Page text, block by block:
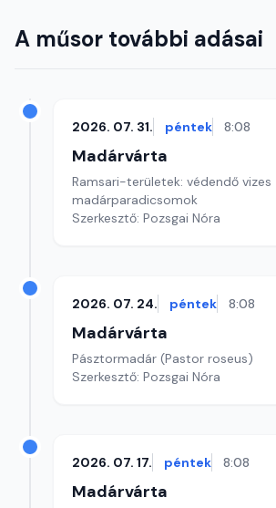
A műsor további adásai
2026. 07. 31. péntek 8:08
Madárvárta
Ramsari-területek: védendő vizes
madárparadicsomok
Szerkesztő: Pozsgai Nóra
2026. 07. 24. péntek 8:08
Madárvárta
Pásztormadár (Pastor roseus)
Szerkesztő: Pozsgai Nóra
2026. 07. 17. péntek 8:08
Madárvárta